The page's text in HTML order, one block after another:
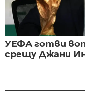
УЕФА готви
срещу Джани